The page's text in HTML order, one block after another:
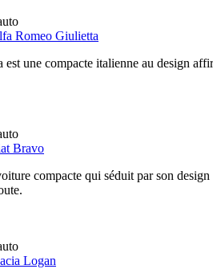
Romeo Giulietta
une compacte italienne au design
Bravo
compacte qui séduit par son
Logan